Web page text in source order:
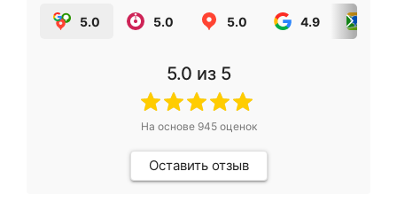
5.0 5.0 5.0 4.9
5.0 из 5
На основе 945оценок
Оставить отзыв